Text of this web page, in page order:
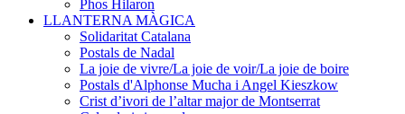
Phos Hilaron
LLANTERNA MÀGICA
Solidaritat Catalana
Postals de Nadal
La joie de vivre/La joie de voir/La joie de boire
Postals d'Alphonse Mucha i Angel Kieszkow
Crist d’ivori de l’altar major de Montserrat